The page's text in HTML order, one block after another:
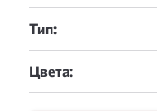
Тип:
Цвета: